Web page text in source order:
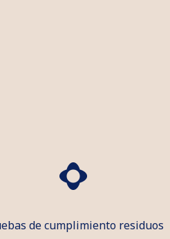
de cumplimiento residuos